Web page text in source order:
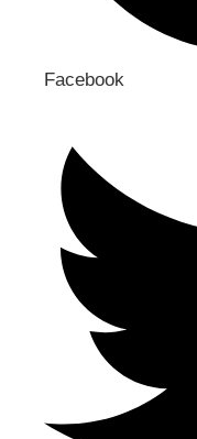
Facebook